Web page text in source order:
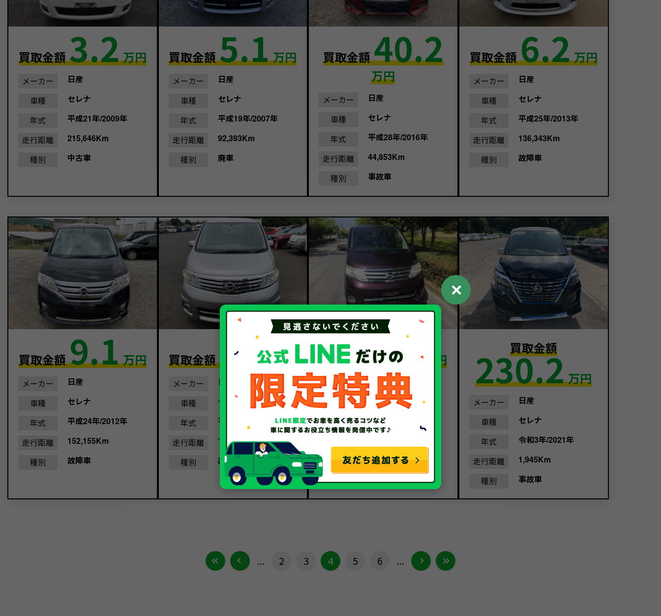
買取金額3.2 万円
メーカー
日産
車種
セレナ
年式
平成21年/2009年
走行距離
215,646Km
種別
中古車
買取金額5.1 万円
メーカー
日産
車種
セレナ
年式
平成19年/2007年
走行距離
92,393Km
種別
廃車
買取金額40.2
万円
メーカー
日産
車種
セレナ
年式
平成28年/2016年
走行距離
44,853Km
種別
事故車
買取金額6.2 万円
メーカー
日産
車種
セレナ
年式
平成25年/2013年
走行距離
136,343Km
種別
故障車
買取金額9.1 万円
メーカー
日産
車種
セレナ
年式
平成24年/2012年
走行距離
152,155Km
種別
故障車
買取金額5.2 万円
メーカー
日産
車種
セレナ
年式
平成19年/2007年
走行距離
134,194Km
種別
故障車
買取金額7.6 万円
メーカー
日産
セレナ
年式
平成21年/2009年
種別
廃車
買取金額
230.2 万円
メーカー
日産
車種
セレナ
年式
令和3年/2021年
走行距離
1,945Km
種別
事故車
... 2 3 4 5 6 ...
✕